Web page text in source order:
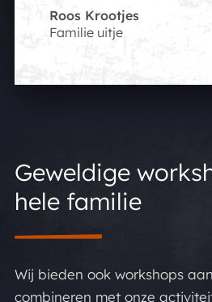
Roos Krootjes
Familie uitje
Geweldige
hele familie
Wij bieden ook workshops
combineren met onze